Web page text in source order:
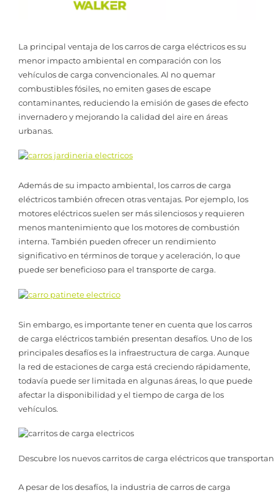
La principal ventaja de los carros de carga eléctricos es su
menor impacto ambiental en comparación con los
vehículos de carga convencionales. Al no quemar
combustibles fósiles, no emiten gases de escape
contaminantes, reduciendo la emisión de gases de efecto
invernadero y mejorando la calidad del aire en áreas
urbanas.
Además de su impacto ambiental, los carros de carga
eléctricos también ofrecen otras ventajas. Por ejemplo, los
motores eléctricos suelen ser más silenciosos y requieren
menos mantenimiento que los motores de combustión
interna. También pueden ofrecer un rendimiento
significativo en términos de torque y aceleración, lo que
puede ser beneficioso para el transporte de carga.
Sin embargo, es importante tener en cuenta que los carros
de carga eléctricos también presentan desafíos. Uno de los
principales desafíos es la infraestructura de carga. Aunque
la red de estaciones de carga está creciendo rápidamente,
todavía puede ser limitada en algunas áreas, lo que puede
afectar la disponibilidad y el tiempo de carga de los
vehículos.
Descubre los nuevos carritos de carga eléctricos que
A pesar de los desafíos, la industria de carros de carga